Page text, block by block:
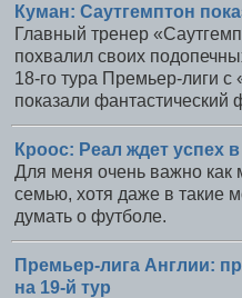
Куман: Саутгемптон
Главный тренер
похвалил своих
18-го тура Премьер-лиги
показали фантастический
Кроос: Реал ждет успех
Для меня очень важно
семью, хотя даже в такие
думать о футболе.
Премьер-лига Англии:
на 19-й тур